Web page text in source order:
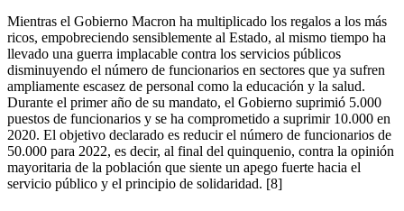
Mientras el Gobierno Macron ha multiplicado los regalos a los más
ricos, empobreciendo sensiblemente al Estado, al mismo tiempo ha
llevado una guerra implacable contra los servicios públicos
disminuyendo el número de funcionarios en sectores que ya sufren
ampliamente escasez de personal como la educación y la salud.
Durante el primer año de su mandato, el Gobierno suprimió 5.000
puestos de funcionarios y se ha comprometido a suprimir 10.000 en
2020. El objetivo declarado es reducir el número de funcionarios de
50.000 para 2022, es decir, al final del quinquenio, contra la opinión
mayoritaria de la población que siente un apego fuerte hacia el
servicio público y el principio de solidaridad. [8]